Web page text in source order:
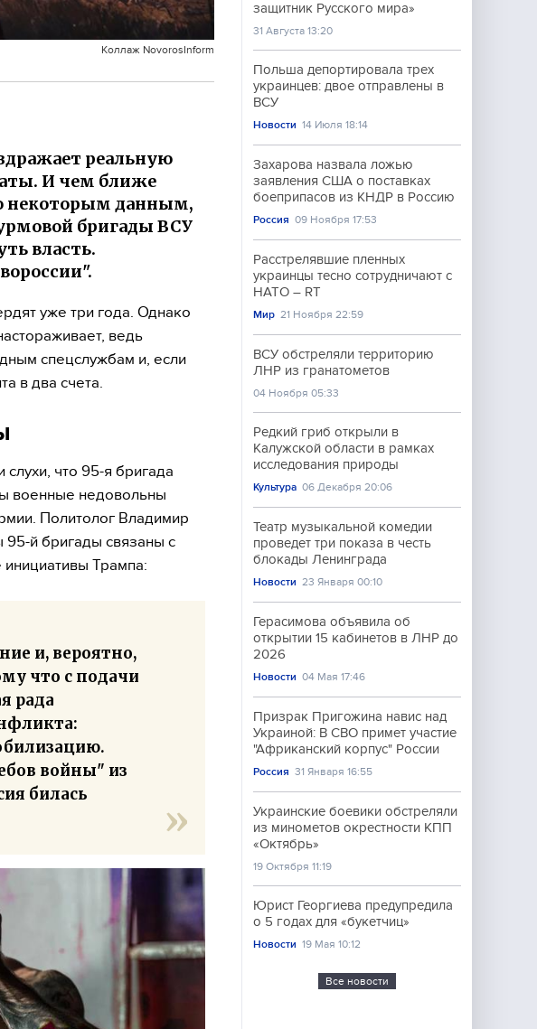
Коллаж NovorosInform
реальную
И чем ближе
некоторым данным,
бригады ВСУ
власть.
уже три года. Однако
ведь
спецслужбам и, если
в два счета.
слухи, что 95-я бригада
военные недовольны
Политолог Владимир
й бригады связаны с
Трампа:
и, вероятно,
что с подачи
рада
войны" из
билась
защитник Русского мира»
31 Августа 13:20
Польша депортировала трех
украинцев: двое отправлены в
ВСУ
Новости 14 Июля 18:14
Захарова назвала ложью
заявления США о поставках
боеприпасов из КНДР в Россию
Россия 09 Ноября 17:53
Расстрелявшие пленных
украинцы тесно сотрудничают с
НАТО – RT
Мир 21 Ноября 22:59
ВСУ обстреляли территорию
ЛНР из гранатометов
04 Ноября 05:33
Редкий гриб открыли в
Калужской области в рамках
исследования природы
Культура 06 Декабря 20:06
Театр музыкальной комедии
проведет три показа в честь
блокады Ленинграда
Новости 23 Января 00:10
Герасимова объявила об
открытии 15 кабинетов в ЛНР до
2026
Новости 04 Мая 17:46
Призрак Пригожина навис над
Украиной: В СВО примет участие
"Африканский корпус" России
Россия 31 Января 16:55
Украинские боевики обстреляли
из минометов окрестности КПП
«Октябрь»
19 Октября 11:19
Юрист Георгиева предупредила
о 5 годах для «букетчиц»
Новости 19 Мая 10:12
Все новости